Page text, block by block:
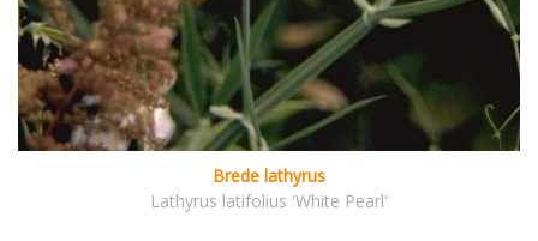
Brede lathyrus
Lathyrus latifolius 'White Pearl'